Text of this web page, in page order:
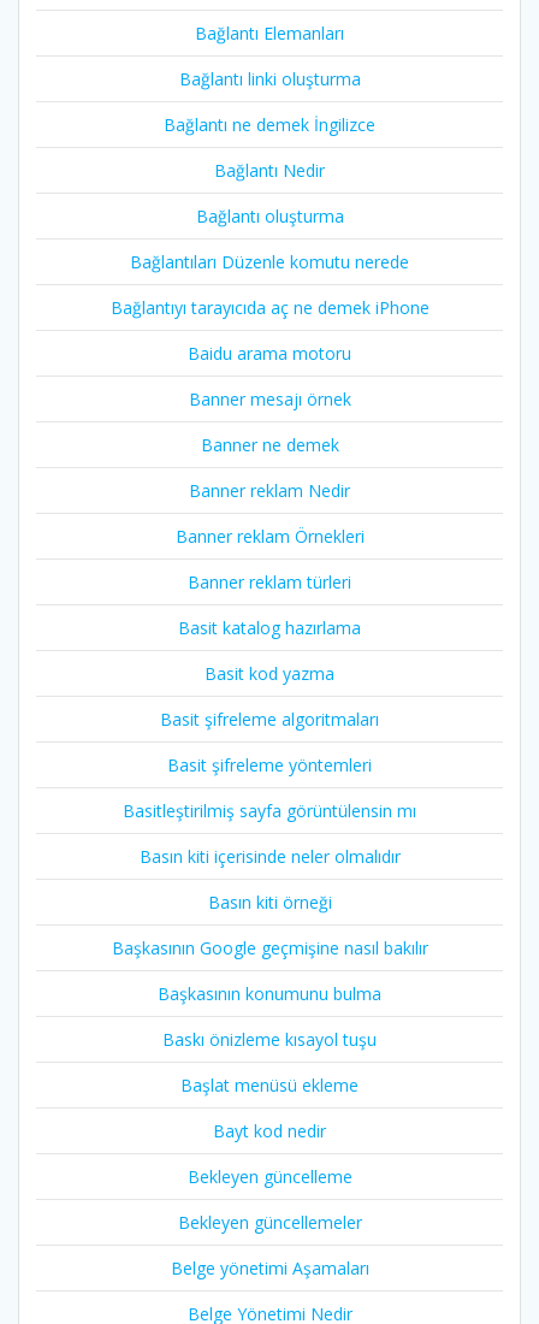
Bağlantı Elemanları
Bağlantı linki oluşturma
Bağlantı ne demek İngilizce
Bağlantı Nedir
Bağlantı oluşturma
Bağlantıları Düzenle komutu nerede
Bağlantıyı tarayıcıda aç ne demek iPhone
Baidu arama motoru
Banner mesajı örnek
Banner ne demek
Banner reklam Nedir
Banner reklam Örnekleri
Banner reklam türleri
Basit katalog hazırlama
Basit kod yazma
Basit şifreleme algoritmaları
Basit şifreleme yöntemleri
Basitleştirilmiş sayfa görüntülensin mı
Basın kiti içerisinde neler olmalıdır
Basın kiti örneği
Başkasının Google geçmişine nasıl bakılır
Başkasının konumunu bulma
Baskı önizleme kısayol tuşu
Başlat menüsü ekleme
Bayt kod nedir
Bekleyen güncelleme
Bekleyen güncellemeler
Belge yönetimi Aşamaları
Belge Yönetimi Nedir